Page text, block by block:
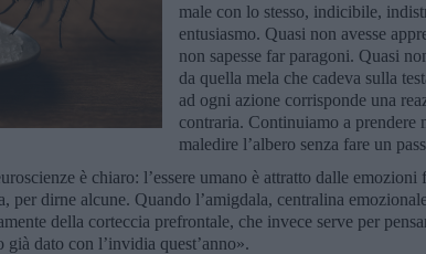
male con lo stesso, indicibile,
entusiasmo. Quasi non avesse
non sapesse far paragoni. Quasi
da quella mela che cadeva sulla
ad ogni azione corrisponde una
contraria. Continuiamo a prendere
maledire l’albero senza fare un
è chiaro: l’essere umano è attratto dalle emozioni
per dirne alcune. Quando l’amigdala, centralina
della corteccia prefrontale, che invece serve per
dato con l’invidia quest’anno».